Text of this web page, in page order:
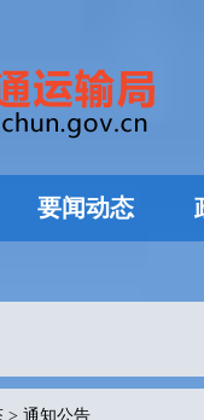
要闻动态
> 通知公告